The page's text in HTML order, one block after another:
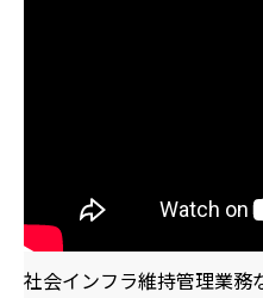
社会インフラ維持管理業務